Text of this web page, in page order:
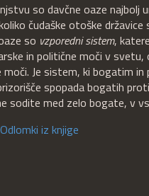
so davčne oaze najbolj
čudaške otoške
so vzporedni sistem,
in politične moči v
Je sistem, ki bogatim
spopada bogatih
sodite med zelo bogate, v
Odlomki iz knjige